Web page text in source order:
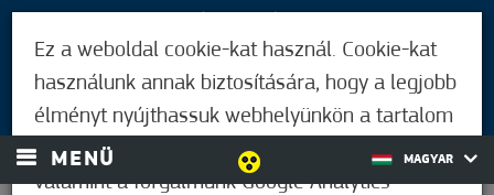
BEJELENTKEZÉS
MENÜ MAGYAR
Ez a weboldal cookie-kat használ. Cookie-kat
használunk annak biztosítására, hogy a legjobb
élményt nyújthassuk webhelyünkön a tartalom
és a hirdetések személyre szabásához,
valamint a forgalmunk Google Analytics